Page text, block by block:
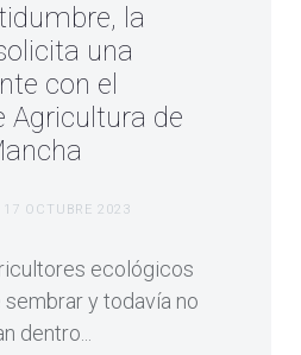
la
una
con el
Agricultura de
17 OCTUBRE 2023
ecológicos
y todavía no
dentro...